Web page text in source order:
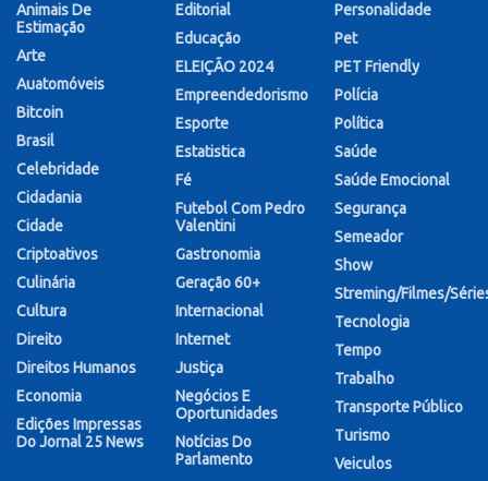
Animais De
Estimação
Arte
Auatomóveis
Bitcoin
Brasil
Celebridade
Cidadania
Cidade
Criptoativos
Culinária
Cultura
Direito
Direitos Humanos
Economia
Edições Impressas
Do Jornal 25 News
Editorial
Educação
ELEIÇÃO 2024
Empreendedorismo
Esporte
Estatistica
Fé
Futebol Com Pedro
Valentini
Gastronomia
Geração 60+
Internacional
Internet
Justiça
Negócios E
Oportunidades
Notícias Do
Parlamento
Personalidade
Pet
PET Friendly
Polícia
Política
Saúde
Saúde Emocional
Segurança
Semeador
Show
Streming/Filmes/
Tecnologia
Tempo
Trabalho
Transporte Público
Turismo
Veiculos